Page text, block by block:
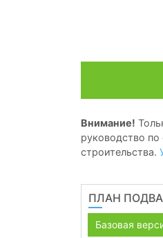
Внимание!
руководство
строительства.
ПЛАН
Базовая